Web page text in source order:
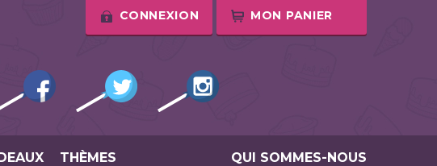
CONNEXION MON PANIER
THÈMES QUI SOMMES-NOUS